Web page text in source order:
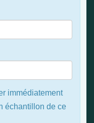
immédiatement
échantillon de ce